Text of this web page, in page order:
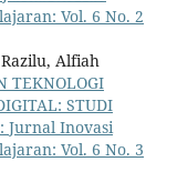
Vol. 6 No. 2
Alfiah
TEKNOLOGI
STUDI
Jurnal Inovasi
Vol. 6 No. 3